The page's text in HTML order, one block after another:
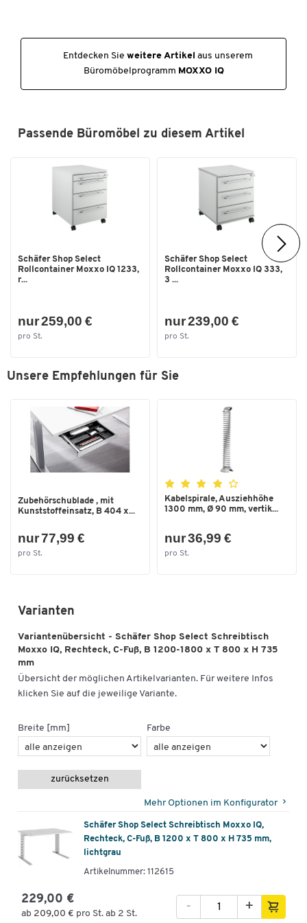
Tiefe [mm] 800
Entdecken Sie weitere Artikel aus unserem
Büromöbelprogramm MOXXO IQ
Passende Büromöbel zu diesem Artikel
Schäfer Shop Select
Rollcontainer Moxxo IQ 1233,
r...
nur 259,00 €
pro St.
Schäfer Shop Select
Rollcontainer Moxxo IQ 333,
3 ...
nur 239,00 €
pro St.
Unsere Empfehlungen für Sie
Zubehörschublade , mit
Kunststoffeinsatz, B 404 x...
nur 77,99 €
pro St.
Kabelspirale, Ausziehhöhe
1300 mm, Ø 90 mm, vertik...
nur 36,99 €
pro St.
Varianten
Variantenübersicht - Schäfer Shop Select Schreibtisch
Moxxo IQ, Rechteck, C-Fuß, B 1200-1800 x T 800 x H 735
mm
Übersicht der möglichen Artikelvarianten. Für weitere Infos
klicken Sie auf die jeweilige Variante.
Breite [mm] Farbe
zurücksetzen
Mehr Optionen im Konfigurator
Schäfer Shop Select Schreibtisch Moxxo IQ,
Rechteck, C-Fuß, B 1200 x T 800 x H 735 mm,
lichtgrau
Artikelnummer: 112615
229,00 €
ab 209,00 € pro St. ab 2 St.
+
-